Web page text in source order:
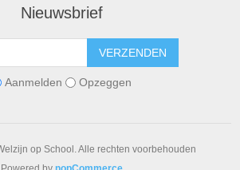
Nieuwsbrief
VERZENDEN
Aanmelden Opzeggen
op School. Alle rechten voorbehouden